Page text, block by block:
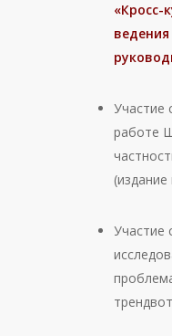
«Кросс-
Участие
работе
Участие